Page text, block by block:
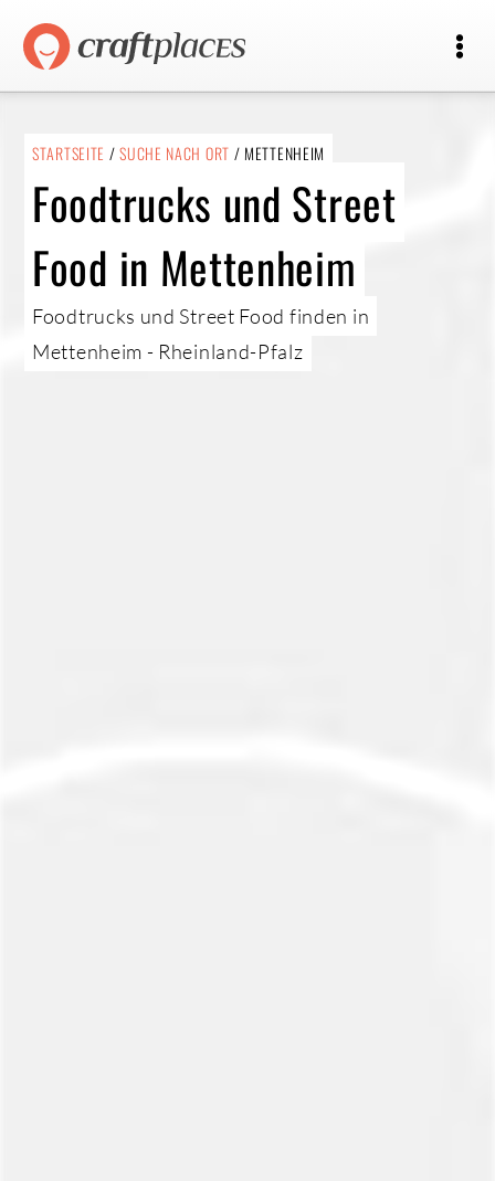
STARTSEITE /SUCHE NACH ORT / METTENHEIM
Foodtrucks und Street
Food in Mettenheim
Foodtrucks und Street Food finden in
Mettenheim - Rheinland-Pfalz